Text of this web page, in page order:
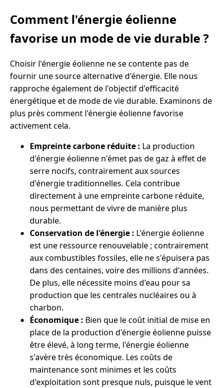
Comment l'énergie éolienne
favorise un mode de vie durable ?
Choisir l'énergie éolienne ne se contente pas de
fournir une source alternative d'énergie. Elle nous
rapproche également de l'objectif d'efficacité
énergétique et de mode de vie durable. Examinons de
plus près comment l'énergie éolienne favorise
activement cela.
Empreinte carbone réduite : La production
d'énergie éolienne n'émet pas de gaz à effet de
serre nocifs, contrairement aux sources
d'énergie traditionnelles. Cela contribue
directement à une empreinte carbone réduite,
nous permettant de vivre de manière plus
durable.
Conservation de l'énergie : L'énergie éolienne
est une ressource renouvelable ; contrairement
aux combustibles fossiles, elle ne s'épuisera pas
dans des centaines, voire des millions d'années.
De plus, elle nécessite moins d'eau pour sa
production que les centrales nucléaires ou à
charbon.
Économique : Bien que le coût initial de mise en
place de la production d'énergie éolienne puisse
être élevé, à long terme, l'énergie éolienne
s'avère très économique. Les coûts de
maintenance sont minimes et les coûts
d'exploitation sont presque nuls, puisque le vent